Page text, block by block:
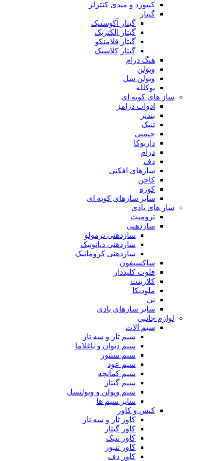
کیبورد و میدی کنترلر
گیتار
گیتار آکوستیک
گیتار الکتریک
گیتار فلامنکو
گیتار کلاسیک
هنگ درام
ویولن
ویولن سل
یوکلله
ساز های کوبه ای
ادوات درامز
بندیر
تنبک
جیمبی
داربوکا
درام
دف
سازهای افکتی
کاخن
کوزه
سایر سازهای کوبه ای
ساز های بادی
ترومپت
سازدهنی
سازدهنی ترمولو
سازدهنی دیاتونیک
سازدهنی کروماتیک
ساکسیفون
فلوت کلیددار
کلارینت
ملودیکا
نی
سایر سازهای بادی
لوازم جانبی
سیم آلات
سیم تار و سه تار
سیم دیوان و باغلاما
سیم سنتور
سیم عود
سیم کمانچه
سیم گیتار
سیم ویولن و ویولنسل
سایر سیم ها
کیس و کاور
کاور تار و سه تار
کاور گیتار
کاور تنبک
کاور تنبور
کاور دف